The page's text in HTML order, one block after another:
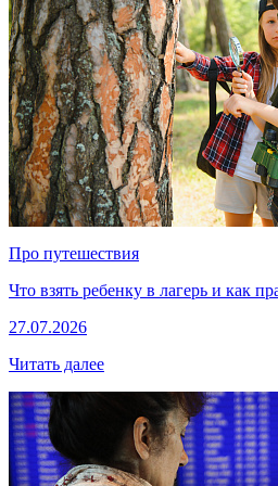
Про путешествия
Что взять ребенку в лагерь и как
27.07.2026
Читать далее